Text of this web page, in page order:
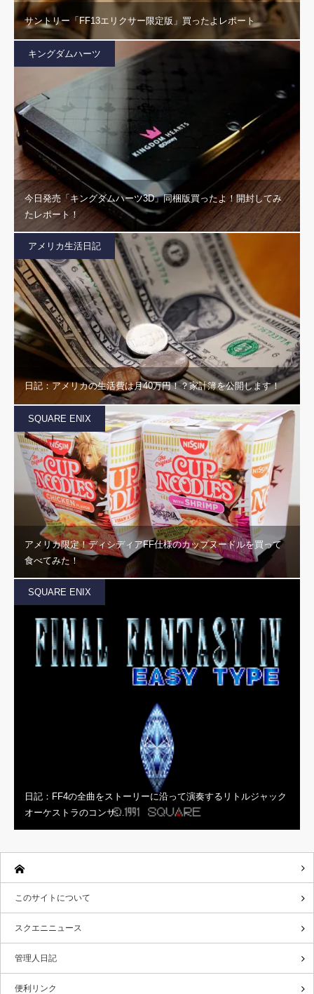
サントリー「FF13エリクサー限定版」買ったよレポート
キングダムハーツ
今日発売「キングダムハーツ3D」同梱版買ったよ！開封してみ
たレポート！
アメリカ生活日記
日記：アメリカの生活費は月40万円！？家計簿を公開します！
SQUARE ENIX
アメリカ限定！ディシディアFF仕様のカップヌードルを買って
食べてみた！
SQUARE ENIX
日記：FF4の全曲をストーリーに沿って演奏するリトルジャック
オーケストラのコンサ…
このサイトについて
スクエニニュース
管理人日記
便利リンク